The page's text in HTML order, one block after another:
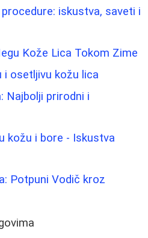
iskustva, saveti i
Kože Lica Tokom Zime
i osetljivu kožu lica
Najbolji prirodni i
kožu i bore - Iskustva
Potpuni Vodič kroz